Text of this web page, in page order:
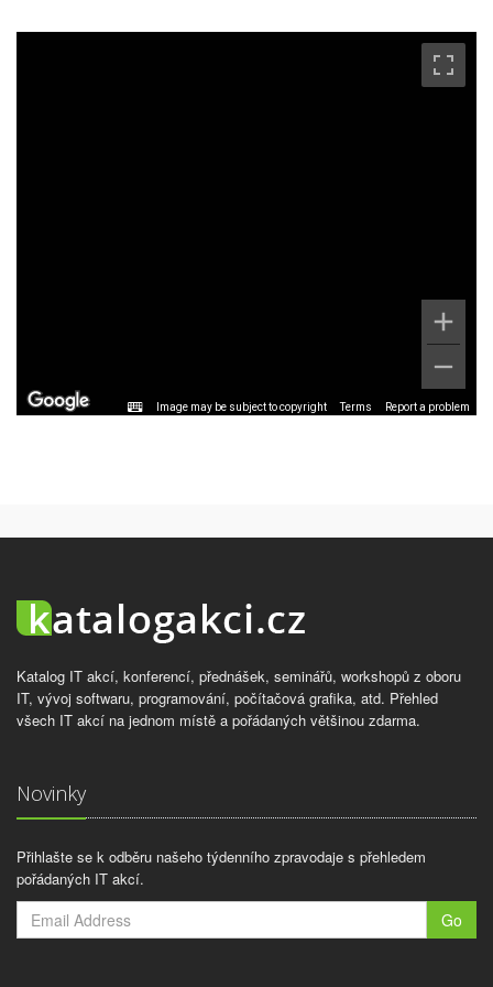
Image may be subject to copyright Terms Report a problem
Katalog IT akcí, konferencí, přednášek, seminářů, workshopů z oboru
IT, vývoj softwaru, programování, počítačová grafika, atd. Přehled
všech IT akcí na jednom místě a pořádaných většinou zdarma.
Novinky
Přihlašte se k odběru našeho týdenního zpravodaje s přehledem
pořádaných IT akcí.
Go